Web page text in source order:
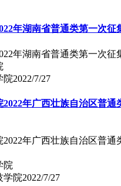
年湖南省普通类第一次征
年湖南省普通类第一次征
院2022/7/27
2022年广西壮族自治区普通
2022年广西壮族自治区普
学院2022/7/27